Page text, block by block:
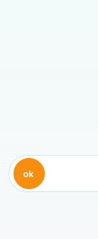
ok